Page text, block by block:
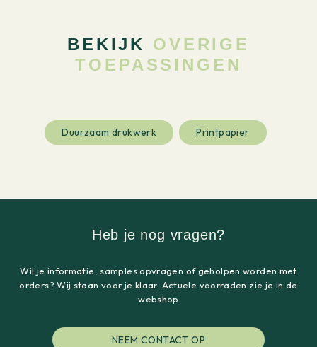
BEKIJK OVERIGE
TOEPASSINGEN
Duurzaam drukwerk Printpapier
Heb je nog vragen?
Wil je informatie, samples opvragen of geholpen worden met
orders? Wij staan voor je klaar. Actuele voorraden zie je in de
webshop
NEEM CONTACT OP